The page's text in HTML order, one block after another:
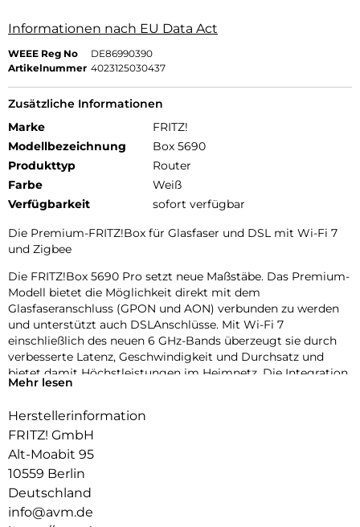
Informationen nach EU Data Act
WEEE Reg No
DE86990390
Artikelnummer 4023125030437
Zusätzliche Informationen
Marke
FRITZ!
Modellbezeichnung
Box 5690
Produkttyp
Router
Farbe
Weiß
Verfügbarkeit
sofort verfügbar
Die Premium-FRITZ!Box für Glasfaser und DSL mit Wi-Fi 7
und Zigbee
Die FRITZ!Box 5690 Pro setzt neue Maßstäbe. Das Premium-
Modell bietet die Möglichkeit direkt mit dem
Glasfaseranschluss (GPON und AON) verbunden zu werden
und unterstützt auch DSLAnschlüsse. Mit Wi-Fi 7
einschließlich des neuen 6 GHz-Bands überzeugt sie durch
verbesserte Latenz, Geschwindigkeit und Durchsatz und
bietet damit Höchstleistungen im Heimnetz. Die Integration
des Zigbee-Funkstandards ermöglicht die Nutzung vieler
und Licht. Gigabit-LAN-Anschlüsse, 2,5G LAN Port,
komfortable Telefonie, VPN, WLAN-Gastzugang, Firewall und
USB 3.1 für Speichermedien runden die Ausstattung ab. Die
FRITZ!Box 5690 Pro stellt das nächste Level für
anspruchsvolle Breitbandanwendungen dar und ist bereit für
Echtzeitanwendungen wie Virtual Reality, Cloud Computing
und Gaming.
Mehr lesen
Herstellerinformation
FRITZ! GmbH
Alt-Moabit 95
10559 Berlin
Deutschland
info@avm.de